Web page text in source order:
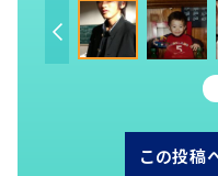
この投稿